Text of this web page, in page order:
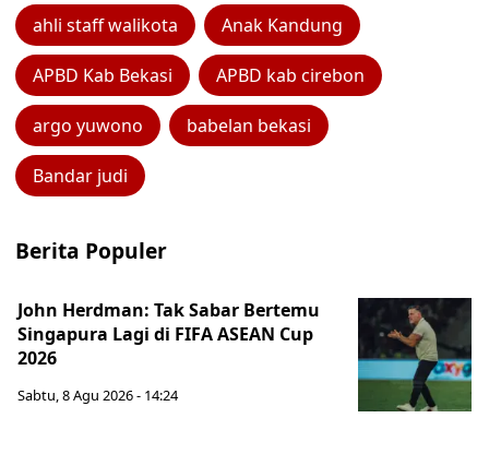
ahli staff walikota Anak Kandung
APBD Kab Bekasi APBD kab cirebon
argo yuwono babelan bekasi
Bandar judi
Berita Populer
John Herdman: Tak Sabar Bertemu
Singapura Lagi di FIFA ASEAN Cup
2026
Sabtu, 8 Agu 2026 - 14:24